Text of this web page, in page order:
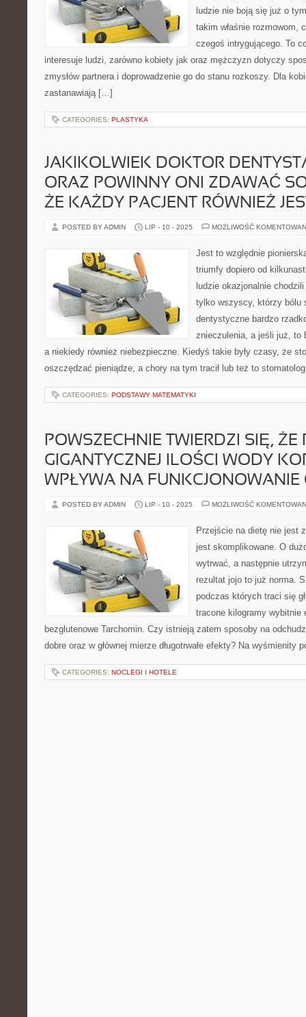
ludzie nie boją się już o
takim właśnie rozmowom,
czegoś intrygującego. To
interesuje ludzi, zarówno kobiety jak oraz mężczyzn dotyczy
zmysłów partnera i doprowadzenie go do stanu rozkoszy. Dla
zastanawiają […]
CATEGORIES: PLASTYKA
JAKIKOLWIEK DOKTOR
ORAZ POWINNY ONI ZDAWAĆ
ŻE KAŻDY PACJENT RÓWNIEŻ
POSTED BY ADMIN LIP - 10 - 2025 MOŻLIWOŚĆ
Jest to względnie
triumfy dopiero od
ludzie okazjonalnie
tylko wszyscy, którzy bólu
dentystyczne bardzo
znieczulenia, a jeśli już, to
a niekiedy również niebezpieczne. Kiedyś takie były czasy, że
oszczędzać pieniądze, a chory na tym tracił lub też to
CATEGORIES: PODSTAWY MATEMATYKI
POWSZECHNIE TWIERDZI SIĘ, ŻE
GIGANTYCZNEJ ILOŚCI WODY
WPŁYWA NA FUNKCJONOWANIE
POSTED BY ADMIN LIP - 10 - 2025 MOŻLIWOŚĆ
Przejście na dietę nie jest
jest skomplikowane. O
wytrwać, a następnie
rezultat jojo to już norma.
podczas których traci się
tracone kilogramy wybitnie
bezglutenowe Tarchomin. Czy istnieją zatem sposoby na
dobre oraz w głównej mierze długotrwałe efekty? Na wyśmienity
CATEGORIES: NOCLEGI I HOTELE